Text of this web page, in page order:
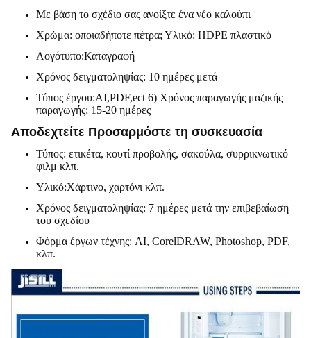
Με βάση το σχέδιο σας ανοίξτε ένα νέο καλούπι
Χρώμα: οποιαδήποτε πέτρα; Υλικό: HDPE πλαστικό
Λογότυπο:Καταγραφή
Χρόνος δειγματοληψίας: 10 ημέρες μετά
Τύπος έργου:AI,PDF,ect 6) Χρόνος παραγωγής μαζικής
παραγωγής: 15-20 ημέρες
Αποδεχτείτε Προσαρμόστε τη συσκευασία
Τύπος: ετικέτα, κουτί προβολής, σακούλα, συρρικνωτικό
φιλμ κλπ.
Υλικό:Χάρτινο, χαρτόνι κλπ.
Χρόνος δειγματοληψίας: 7 ημέρες μετά την επιβεβαίωση
του σχεδίου
Φόρμα έργων τέχνης: AI, CorelDRAW, Photoshop, PDF,
κλπ.